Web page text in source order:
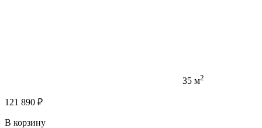
35 м2
121 890 ₽
В корзину